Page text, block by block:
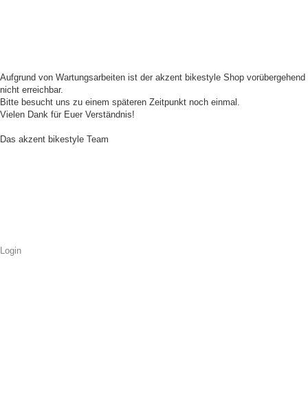
Aufgrund von Wartungsarbeiten ist der akzent bikestyle Shop vorübergehend
nicht erreichbar.
Bitte besucht uns zu einem späteren Zeitpunkt noch einmal.
Vielen Dank für Euer Verständnis!
Das akzent bikestyle Team
Login